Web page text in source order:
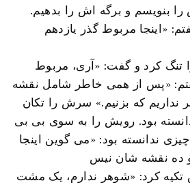
بنویسم و برگه اش را بدهیم.
«اینجا مربوط گذر یازدهم
کرد و گفت: «آری، مربوط
«پس از همی خاطر شامل نقشه
نداریم که بزنیم.» سرش را تکان
بود. رویش را به سوی بی بی
ندانسته بود: «می گوین اینجا
ده نقشه شان نیس
تکیه کرد: «شوهر ندارم، یک مشت